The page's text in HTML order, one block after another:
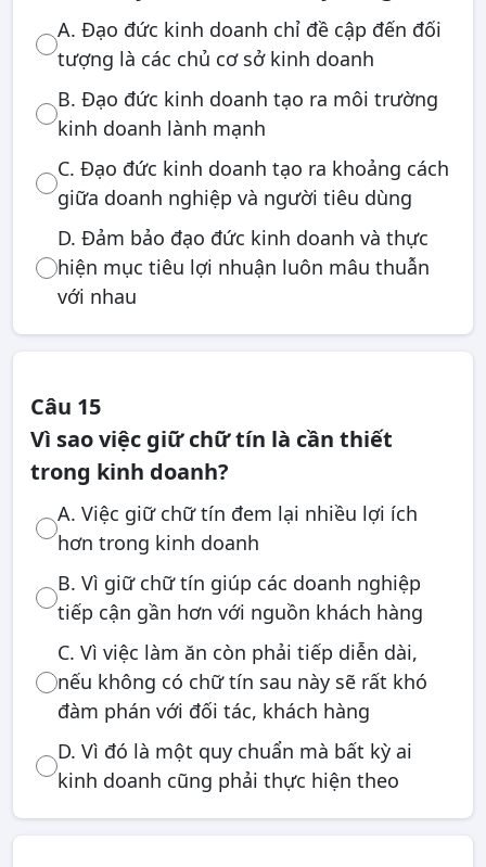
A. Đạo đức kinh doanh chỉ đề cập đến đối
tượng là các chủ cơ sở kinh doanh
B. Đạo đức kinh doanh tạo ra môi trường
kinh doanh lành mạnh
C. Đạo đức kinh doanh tạo ra khoảng cách
giữa doanh nghiệp và người tiêu dùng
D. Đảm bảo đạo đức kinh doanh và thực
hiện mục tiêu lợi nhuận luôn mâu thuẫn
với nhau
Câu 15
Vì sao việc giữ chữ tín là cần thiết
trong kinh doanh?
A. Việc giữ chữ tín đem lại nhiều lợi ích
hơn trong kinh doanh
B. Vì giữ chữ tín giúp các doanh nghiệp
tiếp cận gần hơn với nguồn khách hàng
C. Vì việc làm ăn còn phải tiếp diễn dài,
nếu không có chữ tín sau này sẽ rất khó
đàm phán với đối tác, khách hàng
D. Vì đó là một quy chuẩn mà bất kỳ ai
kinh doanh cũng phải thực hiện theo